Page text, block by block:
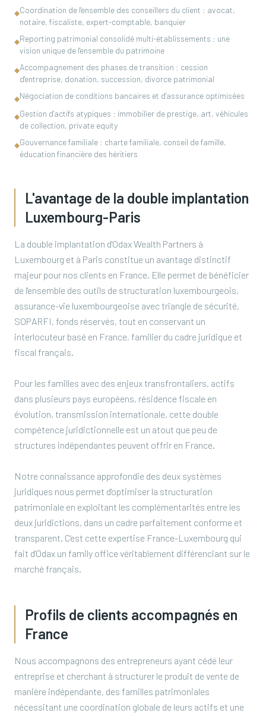
◆Coordination de l'ensemble des conseillers du client : avocat,
notaire, fiscaliste, expert-comptable, banquier
◆Reporting patrimonial consolidé multi-établissements : une
vision unique de l'ensemble du patrimoine
◆Accompagnement des phases de transition : cession
d'entreprise, donation, succession, divorce patrimonial
◆Négociation de conditions bancaires et d'assurance optimisées
◆Gestion d'actifs atypiques : immobilier de prestige, art, véhicules
de collection, private equity
◆Gouvernance familiale : charte familiale, conseil de famille,
éducation financière des héritiers
L'avantage de la double implantation
Luxembourg-Paris
La double implantation d'Odax Wealth Partners à
Luxembourg et à Paris constitue un avantage distinctif
majeur pour nos clients en France. Elle permet de bénéficier
de l'ensemble des outils de structuration luxembourgeois,
assurance-vie luxembourgeoise avec triangle de sécurité,
SOPARFI, fonds réservés, tout en conservant un
interlocuteur basé en France, familier du cadre juridique et
fiscal français.
Pour les familles avec des enjeux transfrontaliers, actifs
dans plusieurs pays européens, résidence fiscale en
évolution, transmission internationale, cette double
compétence juridictionnelle est un atout que peu de
structures indépendantes peuvent offrir en France.
Notre connaissance approfondie des deux systèmes
juridiques nous permet d'optimiser la structuration
patrimoniale en exploitant les complémentarités entre les
deux juridictions, dans un cadre parfaitement conforme et
transparent. C'est cette expertise France-Luxembourg qui
fait d'Odax un family office véritablement différenciant sur le
marché français.
Profils de clients accompagnés en
France
Nous accompagnons des entrepreneurs ayant cédé leur
entreprise et cherchant à structurer le produit de vente de
manière indépendante, des familles patrimoniales
nécessitant une coordination globale de leurs actifs et une